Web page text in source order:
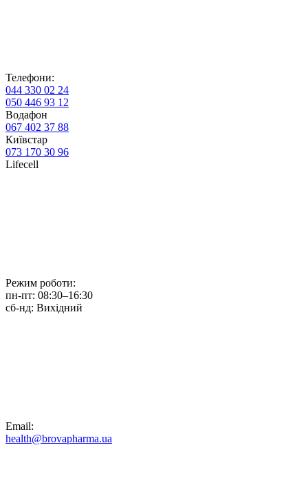
Телефони:
044 330 02 24
050 446 93 12
Водафон
067 402 37 88
Київстар
073 170 30 96
Lifecell
Режим роботи:
пн-пт: 08:30–16:30
сб-нд: Вихідний
Email:
health@brovapharma.ua